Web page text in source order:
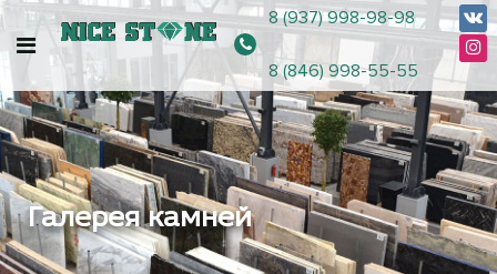
8 (937) 998-98-98
8 (846) 998-55-55
Галерея камней